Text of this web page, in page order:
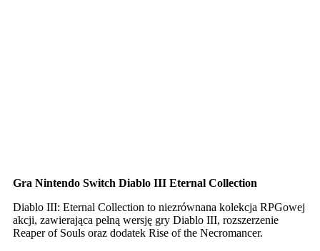
Gra Nintendo Switch Diablo III Eternal Collection
Diablo III: Eternal Collection to niezrównana kolekcja RPGowej
akcji, zawierająca pełną wersję gry Diablo III, rozszerzenie
Reaper of Souls oraz dodatek Rise of the Necromancer.